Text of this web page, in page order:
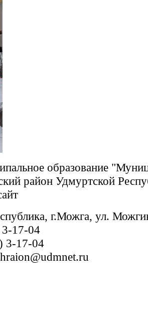
образование
район Удмуртской
г.Можга, ул.
3-17-04
3-17-04